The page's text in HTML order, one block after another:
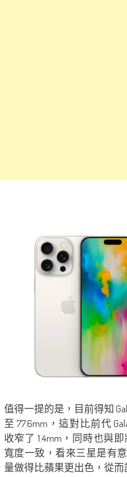
值得一提的是，目前得知
至 77.6mm，這對比前代
收窄了 1.4mm，同時也與即
寬度一致，看來三星是有
量做得比蘋果更出色，從而